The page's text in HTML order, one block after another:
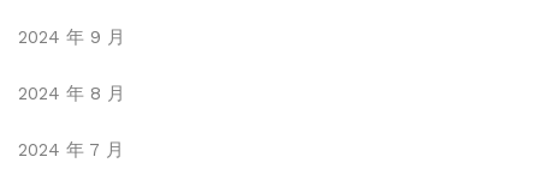
2024 年 9 月
2024 年 8 月
2024 年 7 月